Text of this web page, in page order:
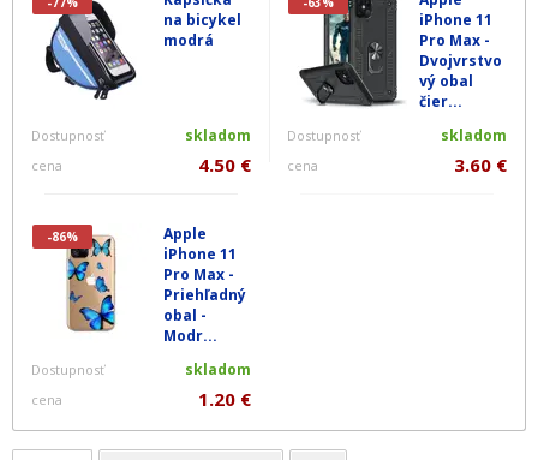
na bicykel
modrá
Dostupnosť skladom
cena 4.50 €
iPhone 11
Pro Max -
Dvojvrstvo
vý obal
čier...
Dostupnosť skladom
cena 3.60 €
-86%
Apple
iPhone 11
Pro Max -
Priehľadný
obal -
Modr...
Dostupnosť skladom
cena 1.20 €